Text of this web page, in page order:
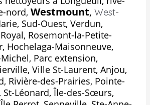
nord,Westmount,West-
Sud-Ouest, Verdun,
Rosemont-la-Petite-
Hochelaga-Maisonneuve,
Parc extension,
Ville St-Laurent, Anjou,
Rivière-des-Prairies, Pointe-
St-Léonard, Île-des-Sœurs,